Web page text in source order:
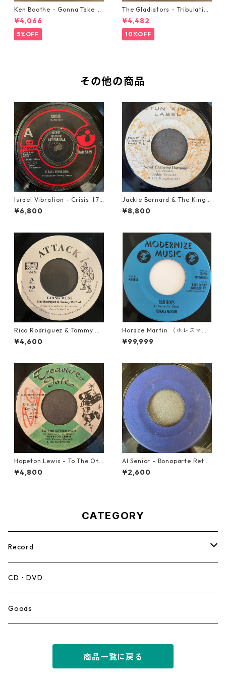
Ken Boothe - Gonna Take A
Miracle【7-21362】
¥4,066
5%OFF
The Gladiators - Tribulation
【7-21365】
¥4,482
10%OFF
その他の商品
Israel Vibration - Crisis【7-
21895】
¥6,800
Jackie Bernard & The Kings
tonians - Never Changing H
armony【7-21948】
¥8,800
Rico Rodriguez & Tommy Mc
Cook - Going West【7-2198
3】
¥4,600
Horace Martin （ホレスマー
ティン） - Bad Boys【7'】
¥99,999
Hopeton Lewis - To The Oth
er Man【7-22023】
¥4,800
Al Senior - Bonaparte Retre
at【7-21861】
¥2,600
CATEGORY
Record
Mento,Calypso,Ballad
Ska
CD・DVD
Goods
商品一覧に戻る